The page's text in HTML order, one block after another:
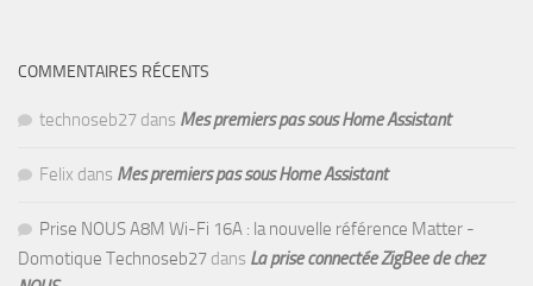
COMMENTAIRES RÉCENTS
technoseb27 dans Mes premiers pas sous Home Assistant
Felix dans Mes premiers pas sous Home Assistant
Prise NOUS A8M Wi-Fi 16A : la nouvelle référence Matter -
Domotique Technoseb27 dans La prise connectée ZigBee de chez